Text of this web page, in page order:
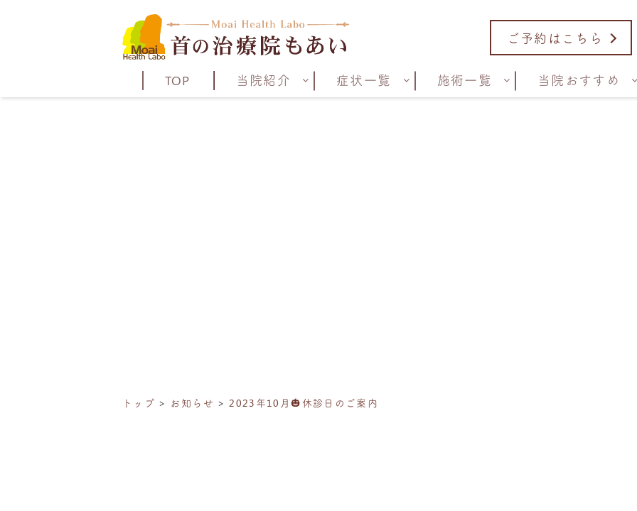
ご予約はこちら
TOP 当院紹介 症状一覧 施術一覧 当院おすすめ
トップ お知らせ 2023年10月🎃休診日のご案内